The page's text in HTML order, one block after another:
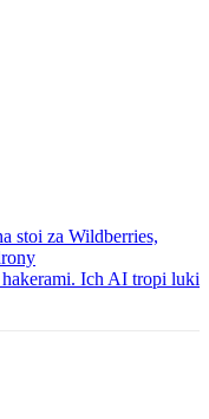
stoi za Wildberries,
hakerami. Ich AI tropi luki